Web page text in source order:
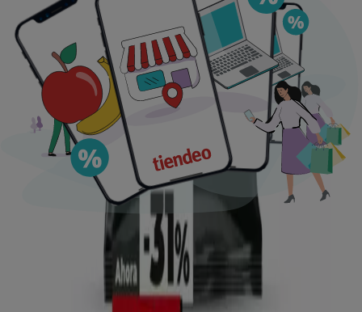
Ofertas destacadas
supermercados jardín y bricolaje Freidora de airepatinete
eléctrico
aceite de olivacomida
asiática aguacates bomba de agua
Tiendeo en tu ciudad
Barcelona Valencia
Zaragoza
Palma de Mallorca Alicante
Murcia
Las Palmas de Gran Canaria
Córdoba Valladolid
Granada
Ver más ciudades